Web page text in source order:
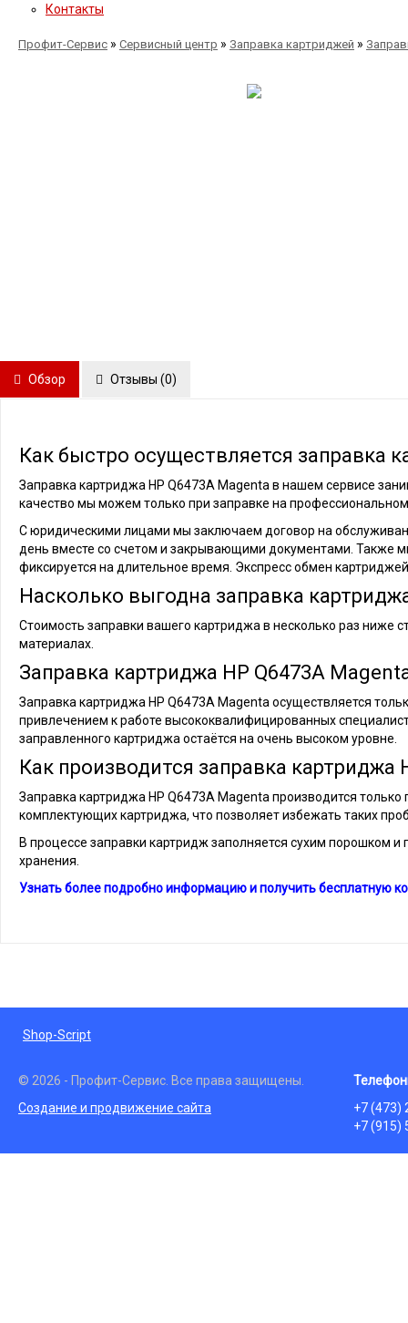
Контакты
Профит-Сервис » Сервисный центр » Заправка картриджей »
Обзор Отзывы (0)
Как быстро осуществляется заправка
Заправка картриджа HP Q6473A Magenta в нашем сервисе
качество мы можем только при заправке на
С юридическими лицами мы заключаем договор на
день вместе со счетом и закрывающими документами. Также
фиксируется на длительное время. Экспресс обмен
Насколько выгодна заправка
Стоимость заправки вашего картриджа в несколько раз ниже
материалах.
Заправка картриджа HP Q6473A
Заправка картриджа HP Q6473A Magenta осуществляется
привлечением к работе высококвалифицированных
заправленного картриджа остаётся на очень высоком уровне.
Как производится заправка картриджа
Заправка картриджа HP Q6473A Magenta производится
комплектующих картриджа, что позволяет избежать таких
В процессе заправки картридж заполняется сухим порошком
хранения.
Узнать более подробно информацию и получить бесплатную
Shop-Script
© 2026 - Профит-Сервис. Все права защищены.
Создание и продвижение сайта
+7 (473)
+7 (915)